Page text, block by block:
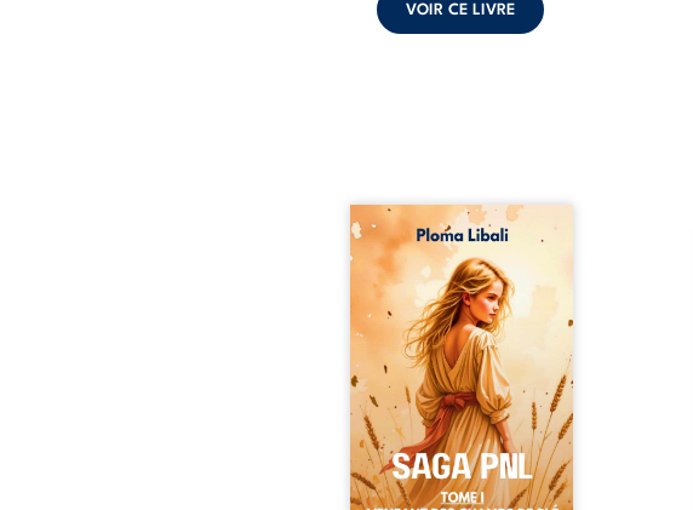
VOIR CE LIVRE
Autrefois, les champs
d’Atlantis vibraient sous le
vent et les enfants couraient
dans les blés. Puis la couronne
plia le genou, livrant son
peuple à l’ombre d’Ivorny. À
Atove, Luwel aurait pu
disparaître dans les ruines de
son destin ; pourtant, sous les
pierres d’un temple oublié, des
rebelles lui tendirent la main.
Parmi eux, Atos, général sans
trône mais habité par ...